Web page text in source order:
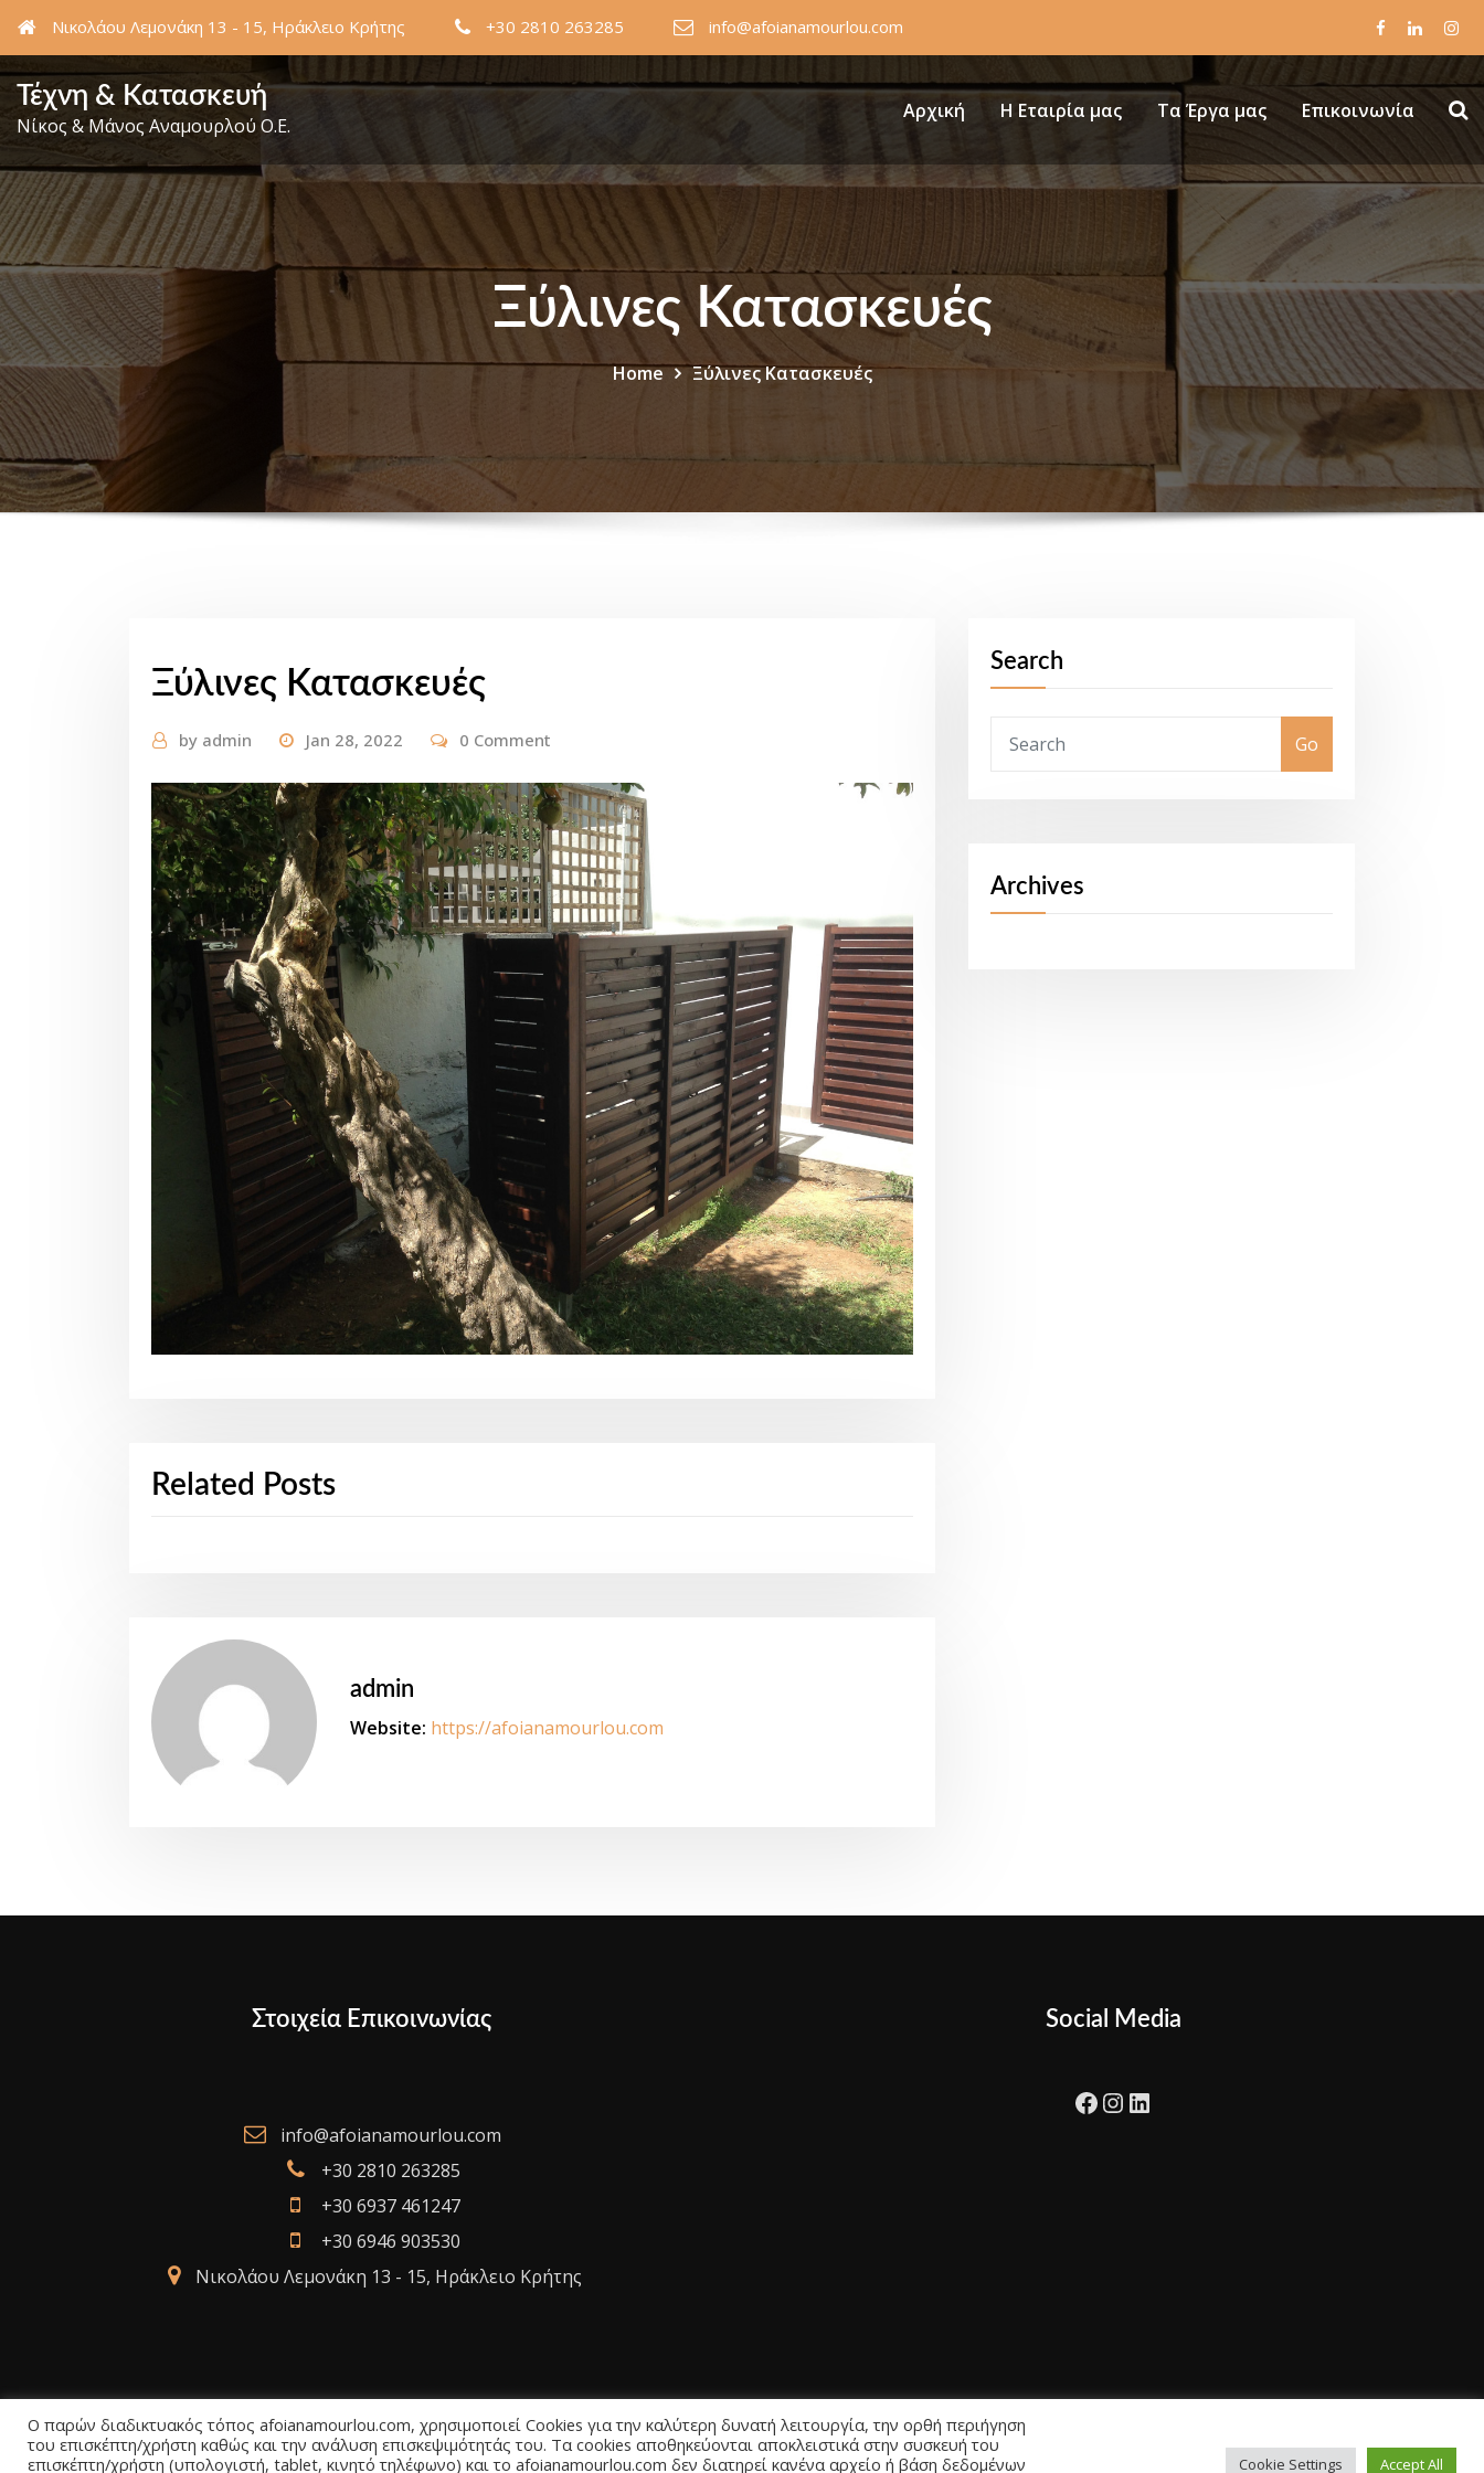
Νικολάου Λεμονάκη 13 - 15, Ηράκλειο Κρήτης +30 2810 263285 info@afoianamourlou.com
Τέχνη & Κατασκευή
Νίκος & Μάνος Αναμουρλού Ο.Ε.
Αρχική Η Εταιρία μας Τα Έργα μας Επικοινωνία
Ξύλινες Κατασκευές
Home Ξύλινες Κατασκευές
Ξύλινες Κατασκευές
by admin Jan 28, 2022 0 Comment
Related Posts
admin
Website: https://afoianamourlou.com
Search
Go
Archives
Στοιχεία Επικοινωνίας
info@afoianamourlou.com
+30 2810 263285
+30 6937 461247
+30 6946 903530
Νικολάου Λεμονάκη 13 - 15, Ηράκλειο Κρήτης
Social Media
Facebook
Instagram
LinkedIn
Ο παρών διαδικτυακός τόπος afoianamourlou.com, χρησιμοποιεί Cookies για την καλύτερη δυνατή λειτουργία, την ορθή περιήγηση
του επισκέπτη/χρήστη καθώς και την ανάλυση επισκεψιμότητάς του. Τα cookies αποθηκεύονται αποκλειστικά στην συσκευή του
επισκέπτη/χρήστη (υπολογιστή, tablet, κινητό τηλέφωνο) και το afoianamourlou.com δεν διατηρεί κανένα αρχείο ή βάση δεδομένων
Cookie Settings Accept All